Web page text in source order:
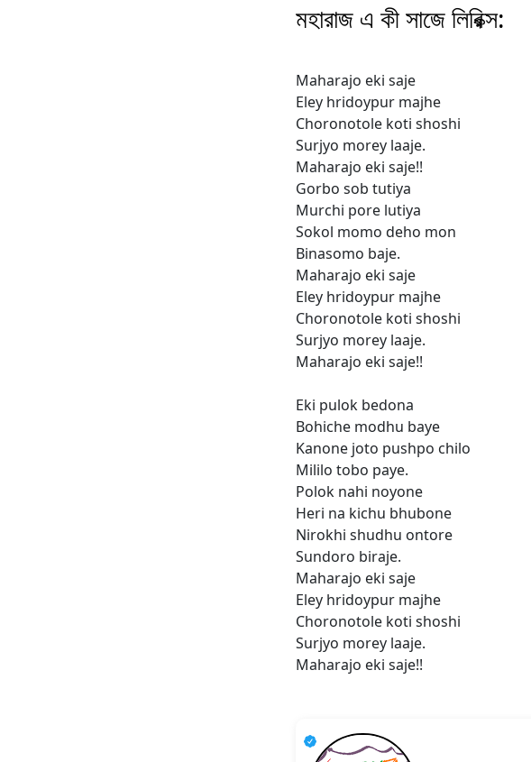
মহারাজ এ কী সাজে লিরিক্স:
Maharajo eki saje
Eley hridoypur majhe
Choronotole koti shoshi
Surjyo morey laaje.
Maharajo eki saje!!
Gorbo sob tutiya
Murchi pore lutiya
Sokol momo deho mon
Binasomo baje.
Maharajo eki saje
Eley hridoypur majhe
Choronotole koti shoshi
Surjyo morey laaje.
Maharajo eki saje!!
Eki pulok bedona
Bohiche modhu baye
Kanone joto pushpo chilo
Mililo tobo paye.
Polok nahi noyone
Heri na kichu bhubone
Nirokhi shudhu ontore
Sundoro biraje.
Maharajo eki saje
Eley hridoypur majhe
Choronotole koti shoshi
Surjyo morey laaje.
Maharajo eki saje!!